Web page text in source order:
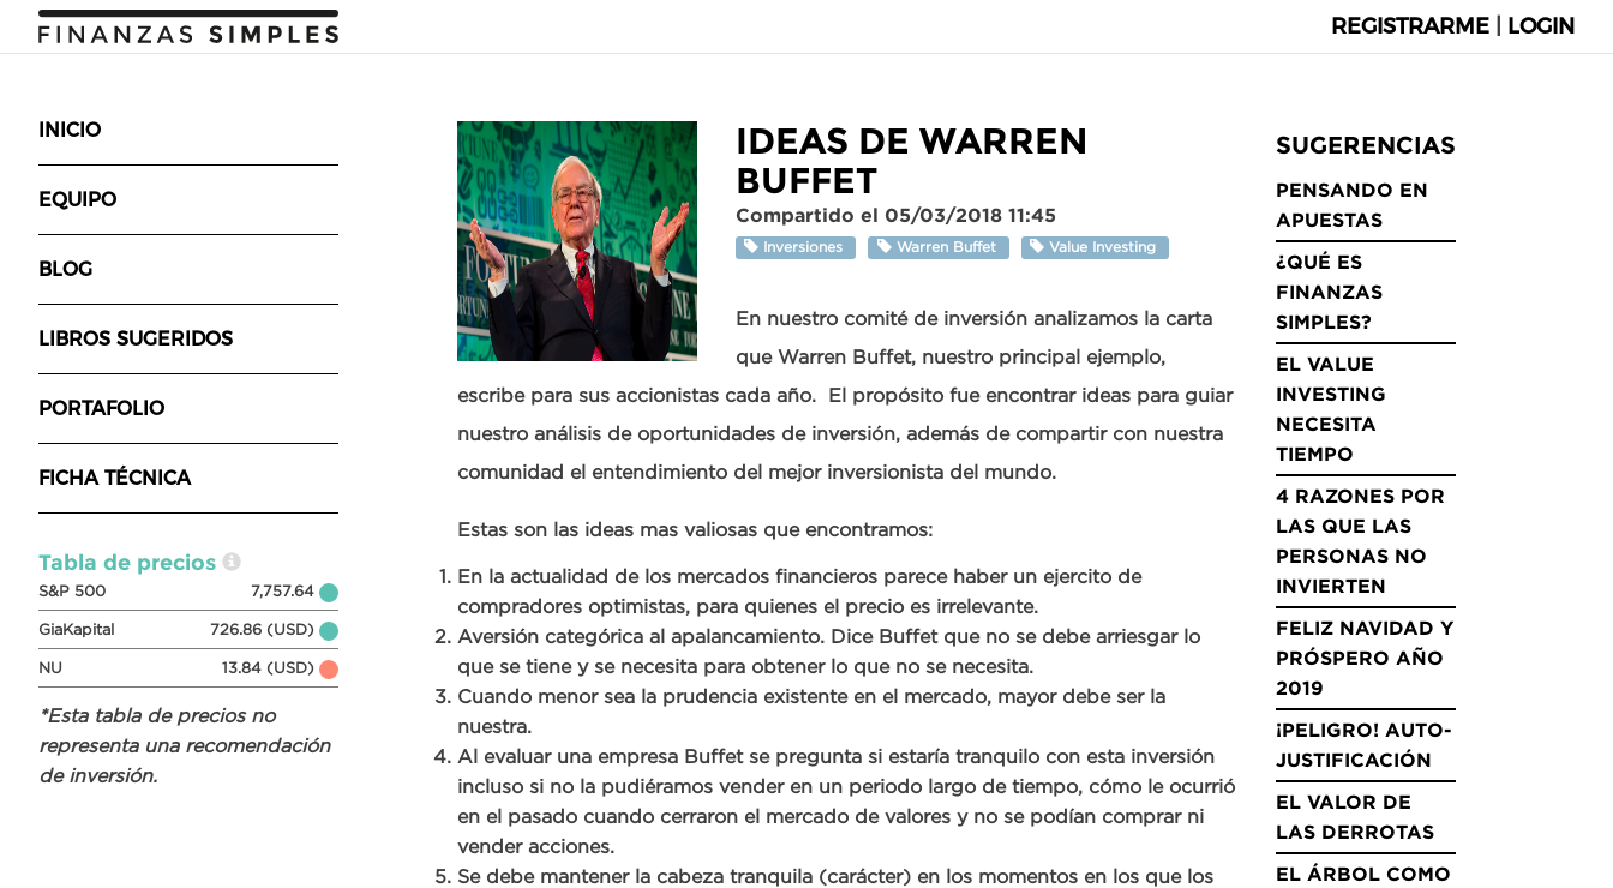
REGISTRARME LOGIN
INICIO
EQUIPO
BLOG
LIBROS SUGERIDOS
PORTAFOLIO
FICHA TÉCNICA
Tabla de precios
S&P 500 7,757.64
GiaKapital 726.86 (USD)
NU 13.84 (USD)
*Esta tabla de precios no
representa una recomendación
de inversión.
IDEAS DE WARREN
BUFFET
Compartido el 05/03/2018 11:45
Inversiones Warren Buffet Value Investing
En nuestro comité de inversión analizamos la carta
que Warren Buffet, nuestro principal ejemplo,
escribe para sus accionistas cada año. El propósito fue encontrar ideas para guiar
nuestro análisis de oportunidades de inversión, además de compartir con nuestra
comunidad el entendimiento del mejor inversionista del mundo.
Estas son las ideas mas valiosas que encontramos:
En la actualidad de los mercados financieros parece haber un ejercito de
compradores optimistas, para quienes el precio es irrelevante.
Aversión categórica al apalancamiento. Dice Buffet que no se debe arriesgar lo
que se tiene y se necesita para obtener lo que no se necesita.
Cuando menor sea la prudencia existente en el mercado, mayor debe ser la
nuestra.
Al evaluar una empresa Buffet se pregunta si estaría tranquilo con esta inversión
incluso si no la pudiéramos vender en un periodo largo de tiempo, cómo le ocurrió
en el pasado cuando cerraron el mercado de valores y no se podían comprar ni
vender acciones.
Se debe mantener la cabeza tranquila (carácter) en los momentos en los que los
SUGERENCIAS
PENSANDO EN
APUESTAS
¿QUÉ ES
FINANZAS
SIMPLES?
EL VALUE
INVESTING
NECESITA
TIEMPO
4 RAZONES POR
LAS QUE LAS
PERSONAS NO
INVIERTEN
FELIZ NAVIDAD Y
PRÓSPERO AÑO
2019
¡PELIGRO! AUTO-
JUSTIFICACIÓN
EL VALOR DE
LAS DERROTAS
EL ÁRBOL COMO